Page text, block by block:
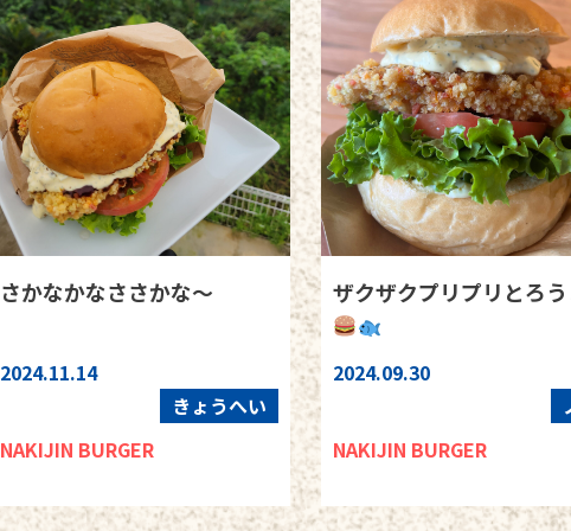
さかなかなささかな〜
2024.11.14
きょうへい
NAKIJIN BURGER
ザクザクプリプリとろ
2024.09.30
NAKIJIN BURGER